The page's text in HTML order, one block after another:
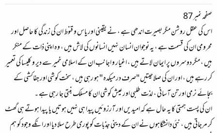
صفحہ نمبر 87
اس کی عقل روشن مگر بصیرت اندھی ہے ، نے یقینی اور یاس و قنوط ان کی زندگی کا حاصل اور
محرومی ان کی قسمت ہے ، یہ نوجوان انسان نہیں انسانوں کی لاش ہیں ، وہ اپنی ذات کے منکر
ہیں ، مگر دوسروں پر ایمان لاتے ہیں ، اغیار و اجانب ان کے اسلامی خمیر سے دیر و کلیسا کی تعمیر
کر رہے ہیں ، اور ان کی صلاحیتیں "صرف در میکدہ " ہو رہی ہیں ، سخت کوشی اور جفاکشی کے
بجائے نرمی اور تن آسانی ، لذت طلبی اور عیش کوشی ان کا مسلک بنتی جا رہی ہے ۔
ان کی پست ہمتی کا یہ حال ہے کہ امیدیں اور آرزوئیں پیدا ہی نہیں ہوتیں یا پیدا ہوتے ہی گھٹ
کر مرجاتی ہیں ، نئی دانشگاہوں نے ان کے دینی جذبات کو پوری طرح سلا دیا اور انکے وجود کو ہم